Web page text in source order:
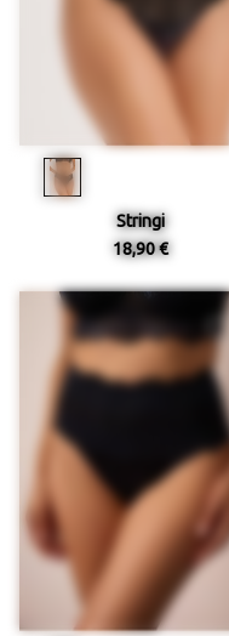
Stringi
18,90 €